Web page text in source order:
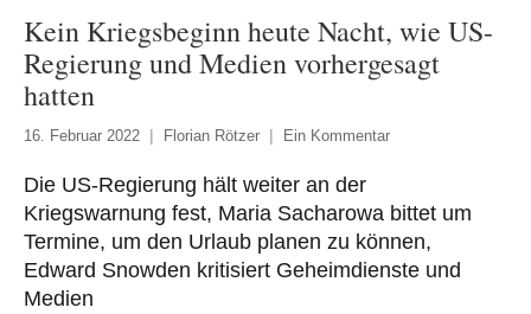
Kein Kriegsbeginn heute Nacht, wie US-
Regierung und Medien vorhergesagt
hatten
16. Februar 2022 Florian Rötzer Ein Kommentar
Die US-Regierung hält weiter an der
Kriegswarnung fest, Maria Sacharowa bittet um
Termine, um den Urlaub planen zu können,
Edward Snowden kritisiert Geheimdienste und
Medien